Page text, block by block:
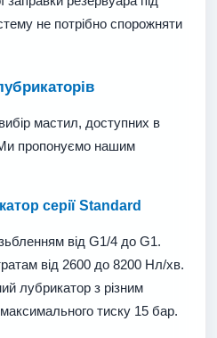
не потрібно спорожняти
мастил, доступних в
Ми пропонуємо нашим
серії Standard
від G1/4 до G1.
від 2600 до 8200 Нл/хв.
лубрикатор з різним
тиску 15 бар.